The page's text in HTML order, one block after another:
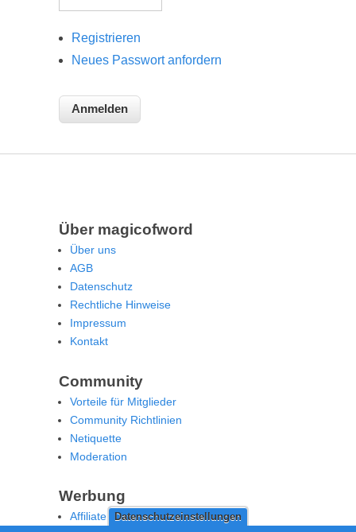
Datenschutzeinstellungen
Registrieren
Neues Passwort anfordern
Über magicofword
Über uns
AGB
Datenschutz
Rechtliche Hinweise
Impressum
Kontakt
Community
Vorteile für Mitglieder
Community Richtlinien
Netiquette
Moderation
Werbung
Affiliate Offenlegung